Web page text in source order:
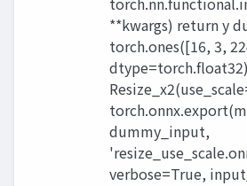
**kwargs) return y
torch.ones([16, 3,
dummy_input,
verbose=True,